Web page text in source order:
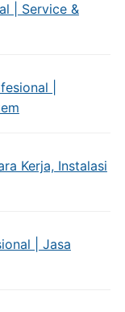
| Service &
|
Kerja, Instalasi
| Jasa